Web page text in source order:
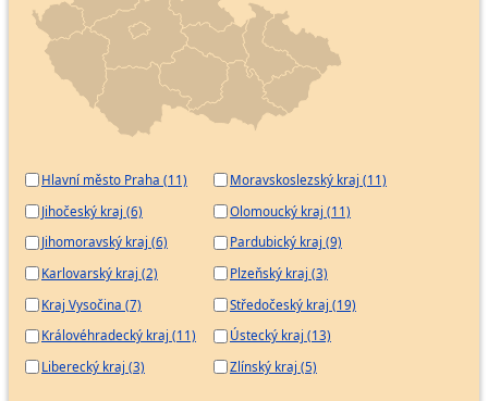
Hlavní město Praha (11)
Jihočeský kraj (6)
Jihomoravský kraj (6)
Karlovarský kraj (2)
Kraj Vysočina (7)
Královéhradecký kraj (11)
Liberecký kraj (3)
Moravskoslezský kraj (11)
Olomoucký kraj (11)
Pardubický kraj (9)
Plzeňský kraj (3)
Středočeský kraj (19)
Ústecký kraj (13)
Zlínský kraj (5)